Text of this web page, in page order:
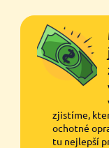
zjistíme,
ochotné
tu nejlepší